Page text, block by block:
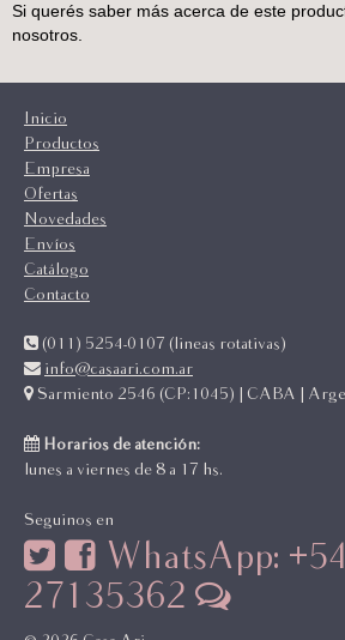
Si querés saber más acerca de este
nosotros
Inicio
Productos
Empresa
Ofertas
Novedades
Envíos
Catálogo
Contacto
(011) 5254-0107 (lineas rotativas)
info@casaari.com.ar
Sarmiento 2546 (CP:1045) | CABA |
Horarios de atención:
lunes a viernes de 8 a 17 hs.
Seguinos en
WhatsApp:
27135362